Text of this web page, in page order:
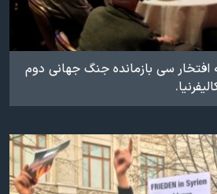
افتخار سی‌ بازمانده جنگ جهانی‌ دوم